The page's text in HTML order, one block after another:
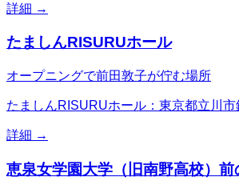
詳細 →
たましんRISURUホール
オープニングで前田敦子が佇む場所
たましんRISURUホール：東京都立川市
詳細 →
恵泉女学園大学（旧南野高校）前